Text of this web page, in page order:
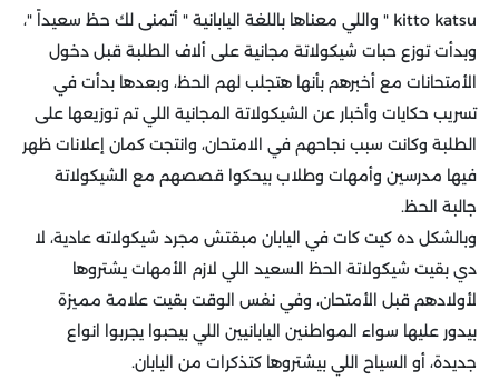
kitto katsu " واللي معناها باللغة اليابانية " أتمنى لك حظ سعيداً "،
وبدأت توزع حبات شيكولاتة مجانية على ألاف الطلبة قبل دخول
الأمتحانات مع أخبرهم بأنها هتجلب لهم الحظ، وبعدها بدأت في
تسريب حكايات وأخبار عن الشيكولاتة المجانية اللي تم توزيعها على
الطلبة وكانت سبب نجاحهم في الامتحان، وانتجت كمان إعلانات ظهر
فيها مدرسين وأمهات وطلاب بيحكوا قصصهم مع الشيكولاتة
جالبة الحظ.
وبالشكل ده كيت كات في اليابان مبقتش مجرد شيكولاته عادية، لا
دي بقيت شيكولاتة الحظ السعيد اللي لازم الأمهات يشتروها
لأولادهم قبل الأمتحان، وفي نفس الوقت بقيت علامة مميزة
بيدور عليها سواء المواطنين اليابانيين اللي بيحبوا يجربوا انواع
جديدة، أو السياح اللي بيشتروها كتذكرات من اليابان.